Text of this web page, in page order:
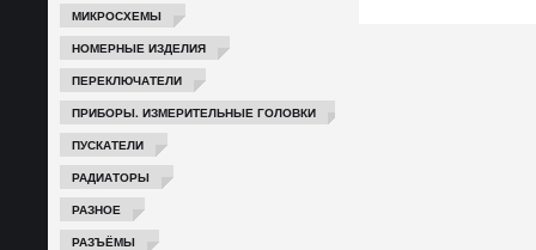
МИКРОСХЕМЫ
НОМЕРНЫЕ ИЗДЕЛИЯ
ПЕРЕКЛЮЧАТЕЛИ
ПРИБОРЫ. ИЗМЕРИТЕЛЬНЫЕ ГОЛОВКИ
ПУСКАТЕЛИ
РАДИАТОРЫ
РАЗНОЕ
РАЗЪЁМЫ